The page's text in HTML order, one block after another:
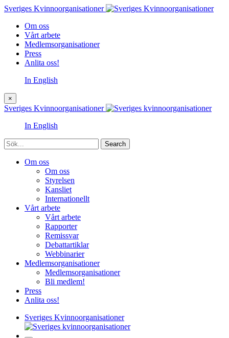
Sveriges Kvinnoorganisationer
Om oss
Vårt arbete
Medlemsorganisationer
Press
Anlita oss!
In English
×
Sveriges Kvinnoorganisationer
In English
Sök
Om oss
Om oss
Styrelsen
Kansliet
Internationellt
Vårt arbete
Vårt arbete
Rapporter
Remissvar
Debattartiklar
Webbinarier
Medlemsorganisationer
Medlemsorganisationer
Bli medlem!
Press
Anlita oss!
Sveriges Kvinnoorganisationer